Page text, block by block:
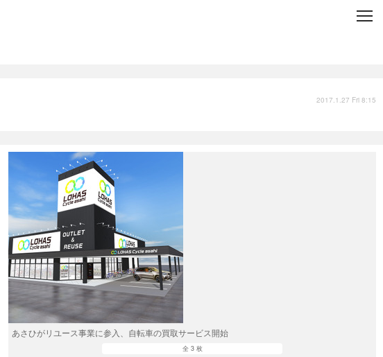
C
ファッション
写真
政治
2017.1.27 Fri 8:15
あさひがリユース事業に参入、自転車の買取サービス開始
全 3 枚